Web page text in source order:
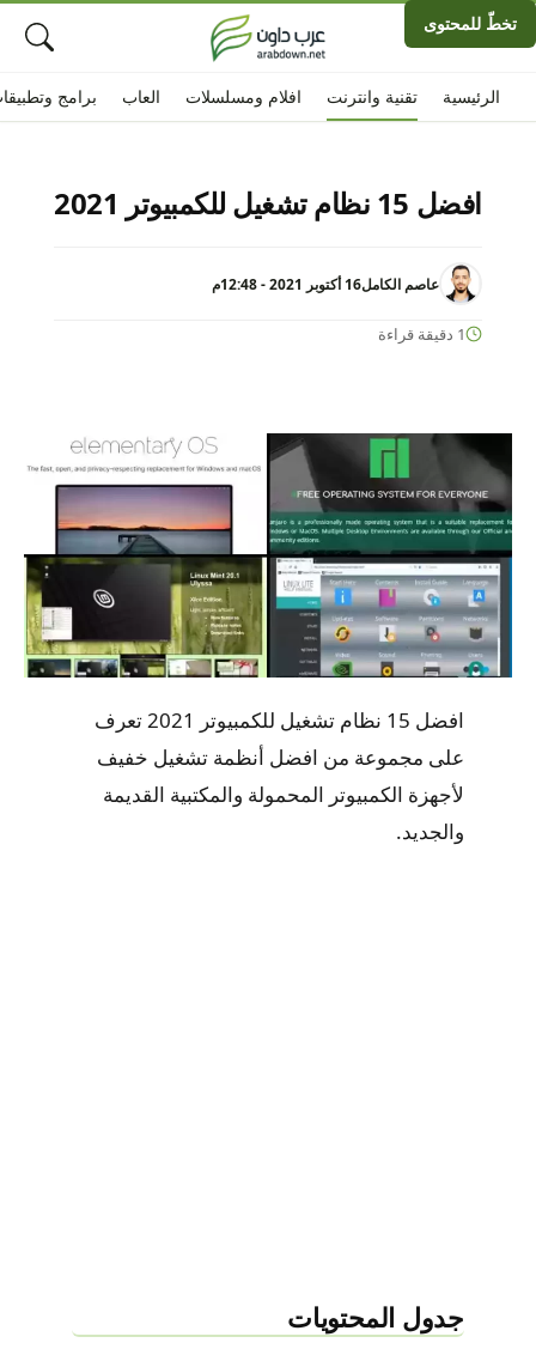
تخطّ للمحتوى
الرئيسية افلام ومسلسلات تقنية وانترنت العاب برامج
افضل 15 نظام تشغيل للكمبيوتر 2021
عاصم الكامل16 أكتوبر 2021 - 12:48م
1 دقيقة قراءة
افضل 15 نظام تشغيل للكمبيوتر 2021 تعرف
على مجموعة من افضل أنظمة تشغيل خفيف
لأجهزة الكمبيوتر المحمولة والمكتبية القديمة
والجديد.
جدول المحتويات